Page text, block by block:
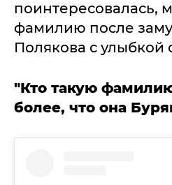
поинтересовалась,
фамилию после
Полякова с улыбкой
"Кто такую
более, что она